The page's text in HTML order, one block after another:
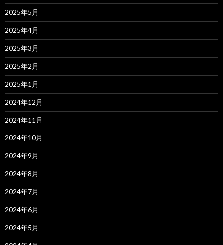
2025年5月
2025年4月
2025年3月
2025年2月
2025年1月
2024年12月
2024年11月
2024年10月
2024年9月
2024年8月
2024年7月
2024年6月
2024年5月